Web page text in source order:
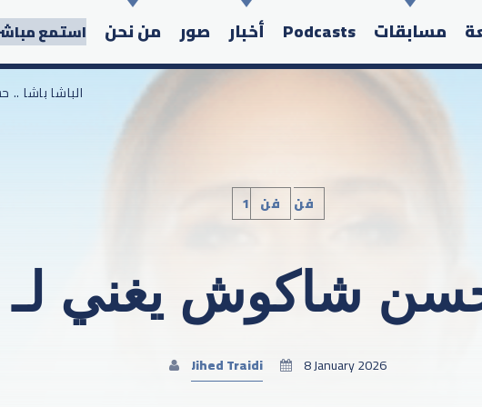
مسابقات Podcasts أخبار صور من نحن استمع
Search in the website:
/ الباشا باشا
1فن فن
حسن شاكوش يغني لـ
Jihed Traidi 8 January 2026